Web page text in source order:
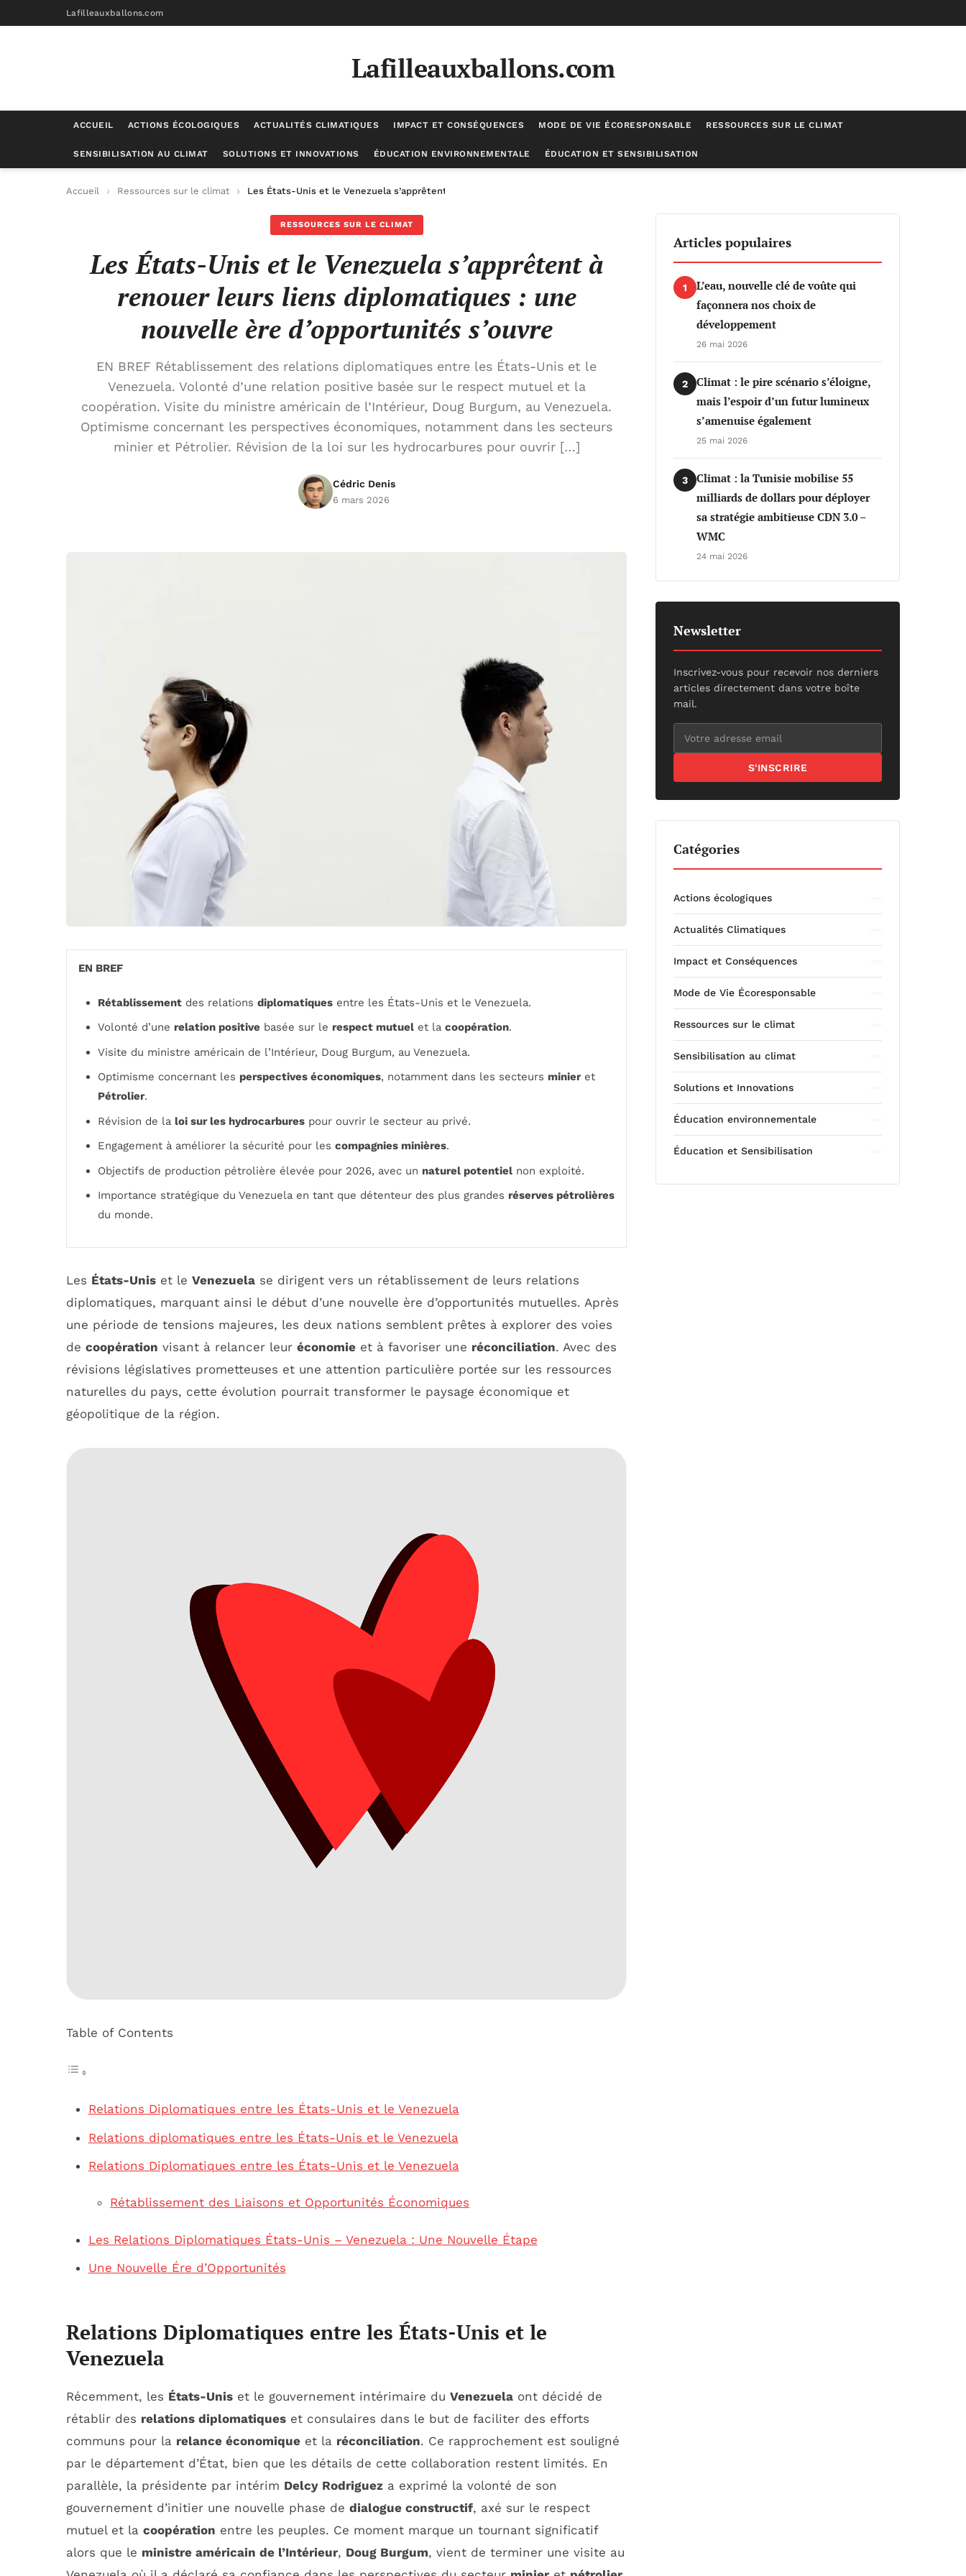
Lafilleauxballons.com
Lafilleauxballons.com
ACCUEIL ACTIONS ÉCOLOGIQUES ACTUALITÉS CLIMATIQUES IMPACT ET CONSÉQUENCES MODE DE VIE ÉCORESPONSABLE RESSOURCES SUR LE CLIMAT
SENSIBILISATION AU CLIMAT SOLUTIONS ET INNOVATIONS ÉDUCATION ENVIRONNEMENTALE ÉDUCATION ET SENSIBILISATION
Accueil Ressources sur le climat Les États-Unis et le Venezuela s’apprêtent à renouer leurs liens diplomatiques : une nouvelle ère d’opportunités s’ouvre
RESSOURCES SUR LE CLIMAT
Les États-Unis et le Venezuela s’apprêtent à
renouer leurs liens diplomatiques : une
nouvelle ère d’opportunités s’ouvre
EN BREF Rétablissement des relations diplomatiques entre les États-Unis et le
Venezuela. Volonté d’une relation positive basée sur le respect mutuel et la
coopération. Visite du ministre américain de l’Intérieur, Doug Burgum, au Venezuela.
Optimisme concernant les perspectives économiques, notamment dans les secteurs
minier et Pétrolier. Révision de la loi sur les hydrocarbures pour ouvrir […]
Cédric Denis
6 mars 2026
EN BREF
Rétablissement des relations diplomatiques entre les États-Unis et le Venezuela.
Volonté d’une relation positive basée sur le respect mutuel et la coopération.
Visite du ministre américain de l’Intérieur, Doug Burgum, au Venezuela.
Optimisme concernant les perspectives économiques, notamment dans les secteurs minieret
Pétrolier.
Révision de la loi sur les hydrocarbures pour ouvrir le secteur au privé.
Engagement à améliorer la sécurité pour les compagnies minières.
Objectifs de production pétrolière élevée pour 2026, avec un naturel potentiel non exploité.
Importance stratégique du Venezuela en tant que détenteur des plus grandes réserves pétrolières
du monde.
Les États-Unis et le Venezuela se dirigent vers un rétablissement de leurs relations
diplomatiques, marquant ainsi le début d’une nouvelle ère d’opportunités mutuelles. Après
une période de tensions majeures, les deux nations semblent prêtes à explorer des voies
de coopération visant à relancer leur économie et à favoriser une réconciliation. Avec des
révisions législatives prometteuses et une attention particulière portée sur les ressources
naturelles du pays, cette évolution pourrait transformer le paysage économique et
géopolitique de la région.
Table of Contents
Relations Diplomatiques entre les États-Unis et le Venezuela
Relations diplomatiques entre les États-Unis et le Venezuela
Relations Diplomatiques entre les États-Unis et le Venezuela
Rétablissement des Liaisons et Opportunités Économiques
Les Relations Diplomatiques États-Unis – Venezuela : Une Nouvelle Étape
Une Nouvelle Ére d’Opportunités
Relations Diplomatiques entre les États-Unis et le
Venezuela
Récemment, les États-Unis et le gouvernement intérimaire du Venezuela ont décidé de
rétablir des relations diplomatiques et consulaires dans le but de faciliter des efforts
communs pour la relance économique et la réconciliation. Ce rapprochement est souligné
par le département d’État, bien que les détails de cette collaboration restent limités. En
parallèle, la présidente par intérim Delcy Rodriguez a exprimé la volonté de son
gouvernement d’initier une nouvelle phase de dialogue constructif, axé sur le respect
mutuel et la coopération entre les peuples. Ce moment marque un tournant significatif
alors que le ministre américain de l’Intérieur, Doug Burgum, vient de terminer une visite au
Articles populaires
1
L’eau, nouvelle clé de voûte qui
façonnera nos choix de
développement
26 mai 2026
2
Climat : le pire scénario s’éloigne,
mais l’espoir d’un futur lumineux
s’amenuise également
25 mai 2026
3
Climat : la Tunisie mobilise 55
milliards de dollars pour déployer
sa stratégie ambitieuse CDN 3.0 –
WMC
24 mai 2026
Newsletter
Inscrivez-vous pour recevoir nos derniers
articles directement dans votre boîte
mail.
S'INSCRIRE
Catégories
Actions écologiques
Actualités Climatiques
Impact et Conséquences
Mode de Vie Écoresponsable
Ressources sur le climat
Sensibilisation au climat
Solutions et Innovations
Éducation environnementale
Éducation et Sensibilisation